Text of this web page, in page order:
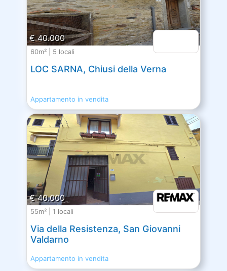
€ 40.000
60m² | 5 locali
LOC SARNA, Chiusi della Verna
Appartamento in vendita
€ 40.000
55m² | 1 locali
Via della Resistenza, San Giovanni
Valdarno
Appartamento in vendita